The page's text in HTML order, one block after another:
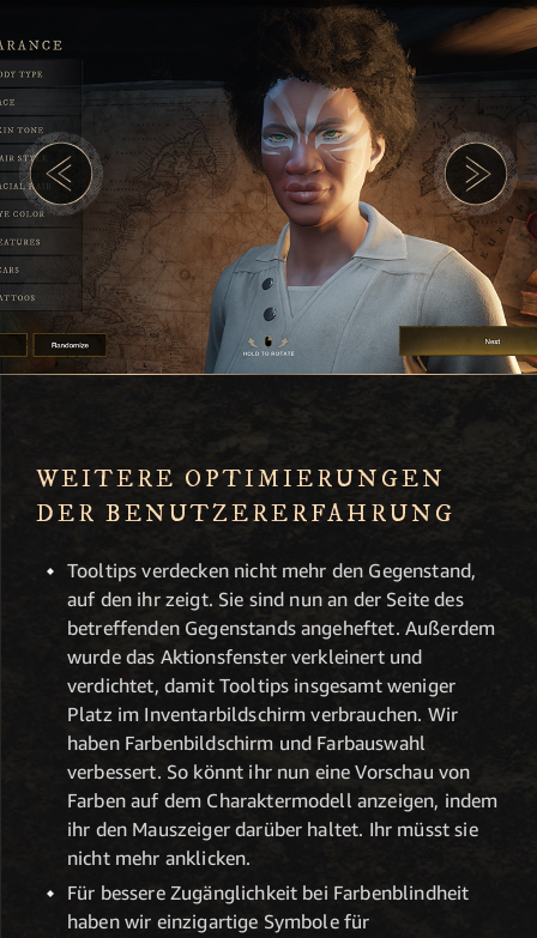
WEITERE OPTIMIERUNGEN
DER BENUTZERERFAHRUNG
Tooltips verdecken nicht mehr den Gegenstand,
auf den ihr zeigt. Sie sind nun an der Seite des
betreffenden Gegenstands angeheftet. Außerdem
wurde das Aktionsfenster verkleinert und
verdichtet, damit Tooltips insgesamt weniger
Platz im Inventarbildschirm verbrauchen. Wir
haben Farbenbildschirm und Farbauswahl
verbessert. So könnt ihr nun eine Vorschau von
Farben auf dem Charaktermodell anzeigen, indem
ihr den Mauszeiger darüber haltet. Ihr müsst sie
nicht mehr anklicken.
Für bessere Zugänglichkeit bei Farbenblindheit
haben wir einzigartige Symbole für